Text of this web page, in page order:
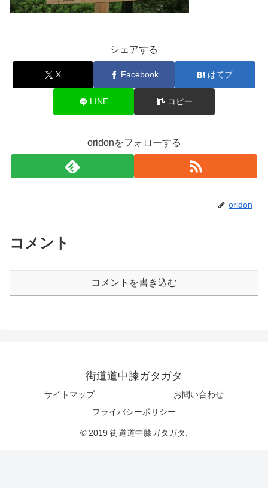
シェアする
X Facebook はてブ
LINE コピー
oridonをフォローする
oridon
コメント
コメントを書き込む
街道道中膝ガタガタ
サイトマップ
お問い合わせ
プライバシーポリシー
© 2019 街道道中膝ガタガタ.